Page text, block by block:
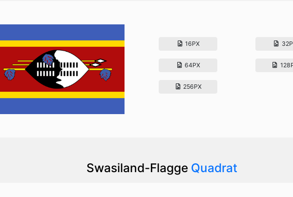
16PX
64PX
256PX
Swasiland-Flagge Quadrat